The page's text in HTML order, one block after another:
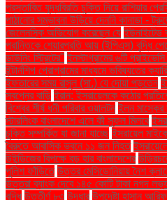
প্রস্তাবিত যুদ্ধবিরতি চুক্তি নিয়ে রাশিয়ার
পাঠানোর সম্ভাবনা উড়িয়ে দেননি কানাডা -
জেলেনস্কি অভিযোগ করেছেন যে ইউনাইটেড
প্রান্তিকে শেয়ারপ্রতি আয় (ইপিএস) বৃদ্ধি
ডাউনিং স্ট্রিটের" ইনস্টাগ্রামের ৬টি
ইন্টার্নশিপ প্রোগ্রামের মাধ্যমে ভবিষ্যতের
ইফতারের সময় রাসুল (সা.) যে দোয়া পড়তেন
স্বপ্নের বাড়ি ইরান: ইসরায়েলকে কঠোর
বিশ্বের শীর্ষ ধনী পরিবার ওয়ালটন ইলন
স্টারলিংক বাংলাদেশে এলে কী সুফল মিলবে
চুক্তি সম্পর্কিত যা জানা যাচ্ছে ইসরায়েল
বৈরুতে আবাসিক ভবনে ১১ জন নিহত
উইন্ডিজের বিপক্ষে বড় হার বাংলাদেশের
পুলিশ ফাঁড়িতে উত্তর মেসিডোনিয়ায় নৈশ
উত্তরা ব্যাংক দেবে ১৪৫ কোটি টাকা নগদ
বৃদ্ধি উত্তীর্ণ ৮৩ উদ্ধার উপদেষ্টা হাসান